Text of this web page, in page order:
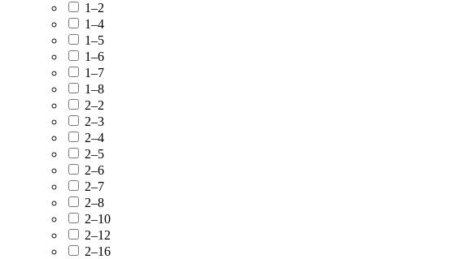
1–2
1–4
1–5
1–6
1–7
1–8
2–2
2–3
2–4
2–5
2–6
2–7
2–8
2–10
2–12
2–16